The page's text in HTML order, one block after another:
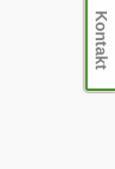
Kontakt